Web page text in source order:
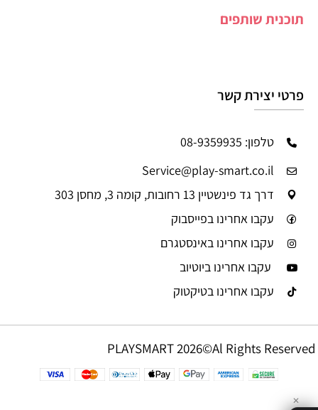
תוכנית שותפים
פרטי יצירת קשר
טלפון: 08-9359935
Service@play-smart.co.il
דרך גד פינשטיין 13 רחובות, קומה 3, מחסן 303
עקבו אחרינו בפייסבוק
עקבו אחרינו באינסטגרם
עקבו אחרינו ביוטיוב
עקבו אחרינו בטיקטוק
PLAYSMART 2026©Al Rights Reserved
✕